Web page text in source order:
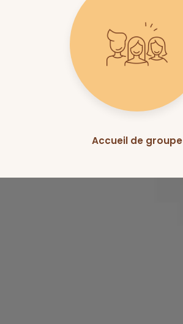
Accueil de groupe